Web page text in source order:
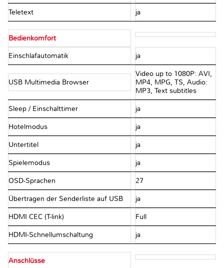
Teletext ja
Bedienkomfort
Einschlafautomatik ja
USB Multimedia Browser
Video up to 1080P: AVI,
MP4, MPG, TS, Audio:
MP3, Text subtitles
Sleep / Einschalttimer ja
Hotelmodus ja
Untertitel ja
Spielemodus ja
OSD-Sprachen 27
Übertragen der Senderliste auf USB ja
HDMI CEC (T-link) Full
HDMI-Schnellumschaltung ja
Anschlüsse